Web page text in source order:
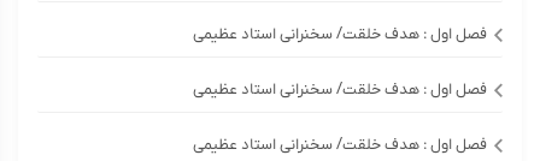
فصل اول : هدف خلقت/ سخنرانی استاد عظیمی
فصل اول : هدف خلقت/ سخنرانی استاد عظیمی
فصل اول : هدف خلقت/ سخنرانی استاد عظیمی